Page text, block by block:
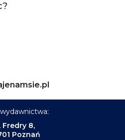
Fredry 8,
Poznań